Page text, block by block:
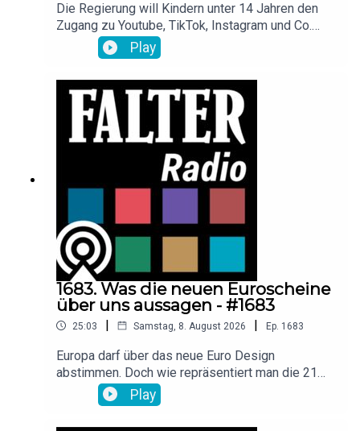
Die Regierung will Kindern unter 14 Jahren den
Zugang zu Youtube, TikTok, Instagram und Co.
verbieten. Doch es gibt Zweifel an der
Umsetzbarkeit des geplanten Gesetzes. Warum
der Gesundheitspsychologe Oliver
Scheibenbogen den Entwurf dennoch begrüßt und
warum Smartphones laut ihm das Kokain des 21.
Jahrhunderts sind, erklärt er im Gespräch mit
Tessa Szyszkowitz.
Play
1683. Was die neuen Euroscheine
über uns aussagen - #1683
25:03 | Samstag, 8. August 2026 | Ep. 1683
Europa darf über das neue Euro Design
abstimmen. Doch wie repräsentiert man die 21
Länder der Eurozone, ohne dass sich jemand
benachteiligt fühlt? Darüber spricht Falter-
Play